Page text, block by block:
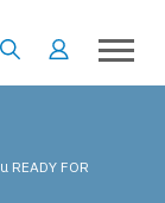
READY FOR